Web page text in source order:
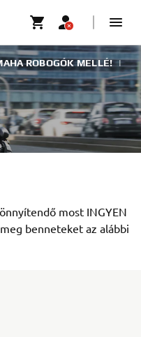
ROBOGÓK MELLÉ! |
most INGYEN
benneteket az alábbi